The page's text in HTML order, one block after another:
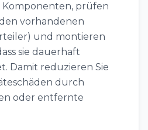
prüfen
vorhandenen
und montieren
sie dauerhaft
Damit reduzieren Sie
durch
oder entfernte